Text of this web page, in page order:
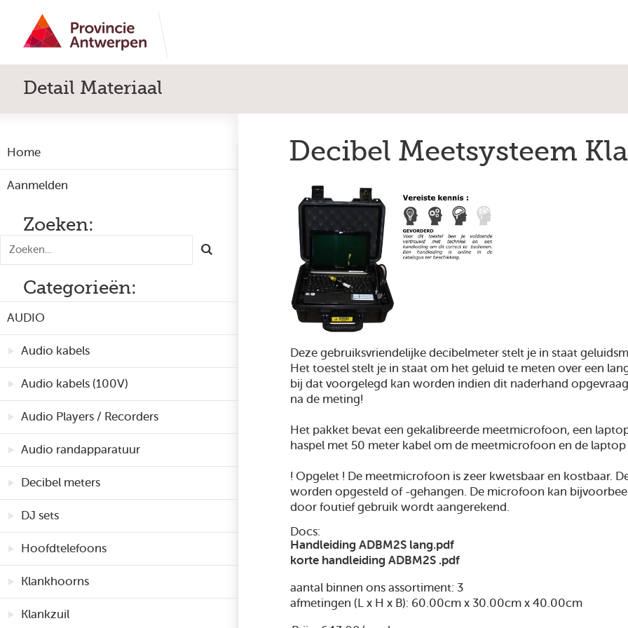
Detail Materiaal
Decibel Meetsysteem
Deze gebruiksvriendelijke decibelmeter stelt je in staat
Het toestel stelt je in staat om het geluid te meten over een
bij dat voorgelegd kan worden indien dit naderhand
na de meting!
Het pakket bevat een gekalibreerde meetmicrofoon, een
haspel met 50 meter kabel om de meetmicrofoon en de laptop
! Opgelet ! De meetmicrofoon is zeer kwetsbaar en kostbaar.
worden opgesteld of -gehangen. De microfoon kan
door foutief gebruik wordt aangerekend.
Docs:
Handleiding ADBM2S lang.pdf
korte handleiding ADBM2S .pdf
aantal binnen ons assortiment: 3
afmetingen (L x H x B): 60.00cm x 30.00cm x 40.00cm
Home
Aanmelden
Zoeken:
Categorieën:
AUDIO
Audio kabels
Audio kabels (100V)
Audio Players / Recorders
Audio randapparatuur
Decibel meters
DJ sets
Hoofdtelefoons
Klankhoorns
Klankzuil